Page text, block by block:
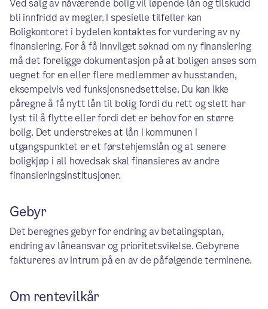
Ved salg av nåværende bolig vil løpende lån og tilskudd
bli innfridd av megler. I spesielle tilfeller kan
Boligkontoret i bydelen kontaktes for vurdering av ny
finansiering. For å få innvilget søknad om ny finansiering
må det foreligge dokumentasjon på at boligen anses som
uegnet for en eller flere medlemmer av husstanden,
eksempelvis ved funksjonsnedsettelse. Du kan ikke
påregne å få nytt lån til bolig fordi du rett og slett har
lyst til å flytte eller fordi det er behov for en større
bolig. Det understrekes at lån i kommunen i
utgangspunktet er et førstehjemslån og at senere
boligkjøp i all hovedsak skal finansieres av andre
finansieringsinstitusjoner.
Gebyr
Det beregnes gebyr for endring av betalingsplan,
endring av låneansvar og prioritetsvikelse. Gebyrene
faktureres av Intrum på en av de påfølgende terminene.
Om rentevilkår